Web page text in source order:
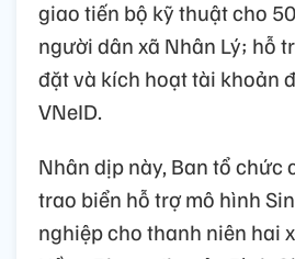
giao tiến bộ kỹ thuật cho
người dân xã Nhân Lý; hỗ
đặt và kích hoạt tài khoản
VNeID.
Nhân dịp này, Ban tổ chức
trao biển hỗ trợ mô hình
nghiệp cho thanh niên hai